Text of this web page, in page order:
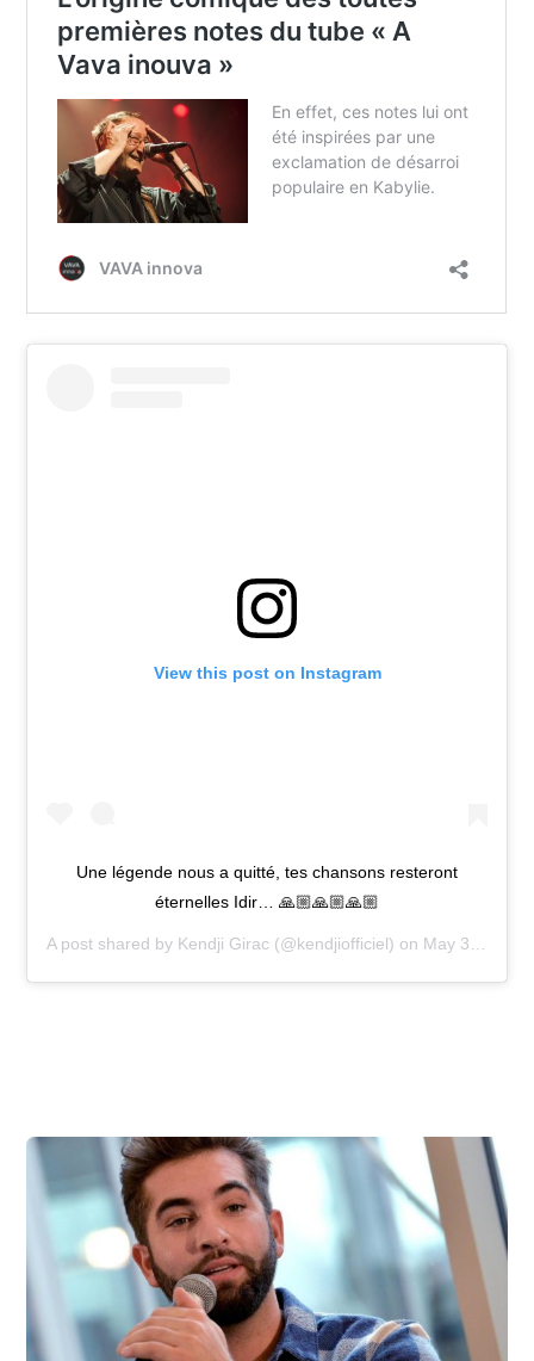
View this post on Instagram
Une légende nous a quitté, tes chansons resteront
éternelles Idir… 🙏🏼🙏🏼🙏🏼
A post shared by Kendji Girac (@kendjiofficiel) on May 3, 2020 at 10:09am PDT